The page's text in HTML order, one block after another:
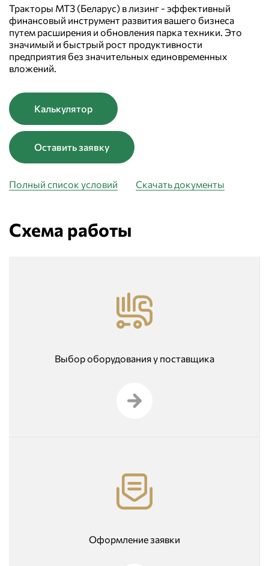
Тракторы МТЗ (Беларус) в лизинг - эффективный
финансовый инструмент развития вашего бизнеса
путем расширения и обновления парка техники. Это
значимый и быстрый рост продуктивности
предприятия без значительных единовременных
вложений.
Калькулятор
Оставить заявку
Полный список условий Скачать документы
Схема работы
Выбор оборудования у поставщика
Оформление заявки